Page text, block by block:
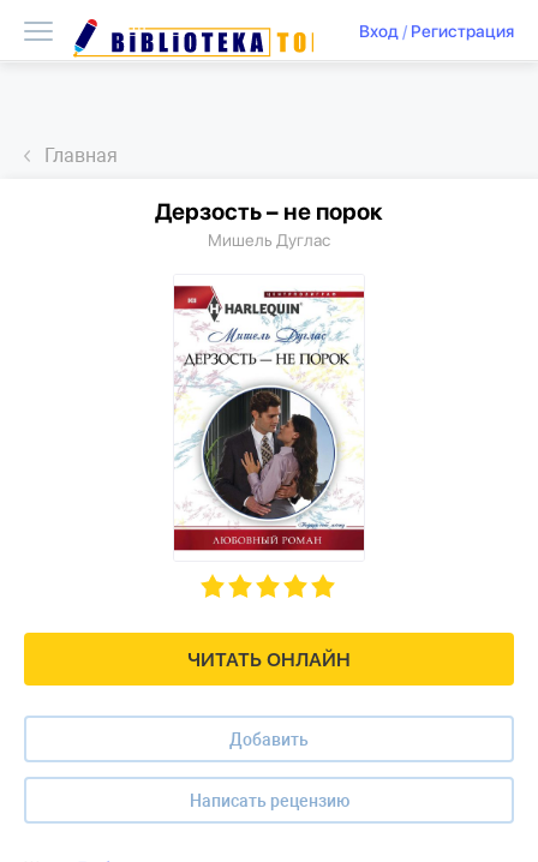
Вход/ Регистрация
Главная
ЧИТАТЬ ОНЛАЙН
Добавить
Написать рецензию
Дерзость – не порок
Мишель Дуглас